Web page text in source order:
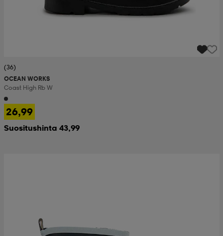
(36)
OCEAN WORKS
Coast High Rb W
26,99
Suositushinta 43,99